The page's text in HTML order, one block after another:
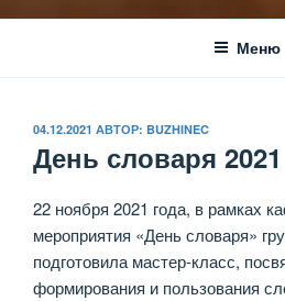
Меню
ОПУБЛИКОВАНО
04.12.2021 АВТОР: BUZHINEC
День словаря 2021
22 ноября 2021 года, в рамках
мероприятия «День словаря»
подготовила мастер-класс,
формирования и пользования